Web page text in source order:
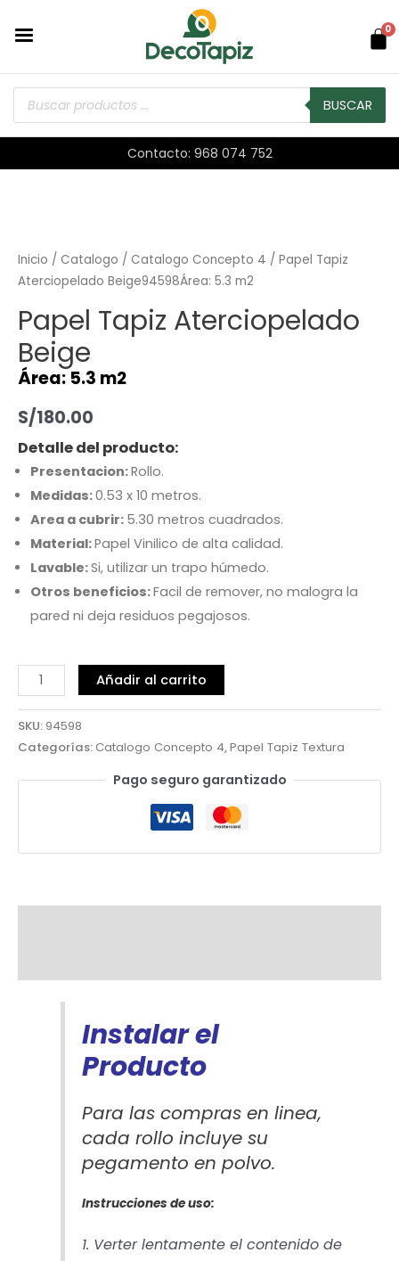
0
BUSCAR
Contacto: 968 074 752
Inicio / Catalogo / Catalogo Concepto 4 / Papel Tapiz
Aterciopelado Beige94598Área: 5.3 m2
Papel Tapiz Aterciopelado
Beige
Área: 5.3 m2
S/180.00
Detalle del producto:
Presentacion:Rollo.
Medidas:0.53 x 10 metros.
Area a cubrir: 5.30 metros cuadrados.
Material:Papel Vinilico de alta calidad.
Lavable:Si, utilizar un trapo húmedo.
Otros beneficios:Facil de remover, no malogra la
pared ni deja residuos pegajosos.
Añadir al carrito
SKU: 94598
Categorías:Catalogo Concepto 4,Papel Tapiz Textura
Pago seguro garantizado
Instalar el
Producto
Para las compras en linea,
cada rollo incluye su
pegamento en polvo.
Instrucciones de uso:
1. Verter lentamente el contenido de